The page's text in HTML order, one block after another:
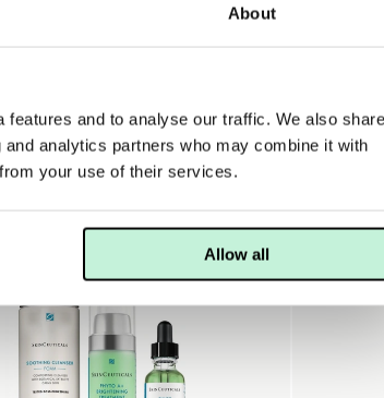
About
and to analyse our traffic. We also share
analytics partners who may combine it with
your use of their services.
Allow all
Se respektive produkt